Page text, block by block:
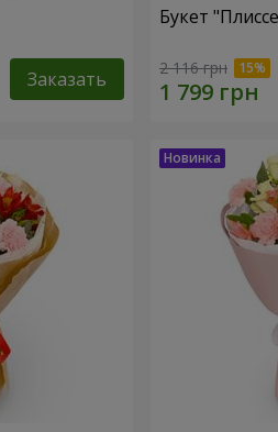
Заказать
Букет
2 116 грн